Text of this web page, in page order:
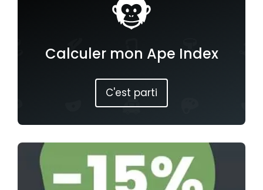
Calculer mon Ape Index
C'est parti